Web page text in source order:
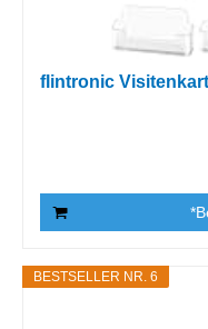
flintronic
BESTSELLER NR. 6